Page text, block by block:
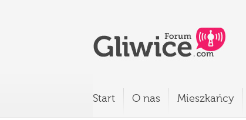
Start O nas Mieszkańcy